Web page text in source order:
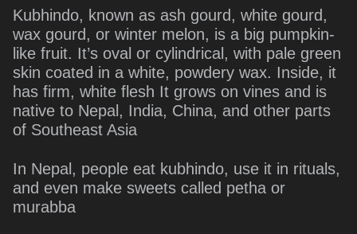
Kubhindo, known as ash gourd, white gourd,
wax gourd, or winter melon, is a big pumpkin-
like fruit. It’s oval or cylindrical, with pale green
skin coated in a white, powdery wax. Inside, it
has firm, white flesh It grows on vines and is
native to Nepal, India, China, and other parts
of Southeast Asia
In Nepal, people eat kubhindo, use it in rituals,
and even make sweets called petha or
murabba